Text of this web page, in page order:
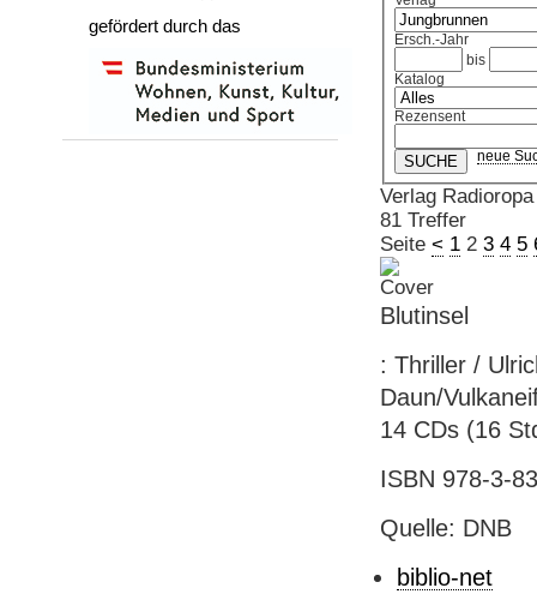
Ersch.-Jahr
bis
Katalog
Rezensent
neue
Verlag
81 Treffer
Seite < 1 2 3 4 5
Blutinsel
: Thriller /
Daun/
14 CDs (16
ISBN 978-3-
Quelle: DNB
biblio-net
gefördert durch das